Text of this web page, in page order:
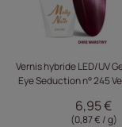
Vernis hybride LED/UV
Eye Seduction n° 245
6,95 €
(0,87 € / g)